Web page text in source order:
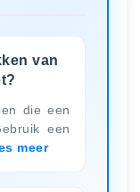
van
die een
een
meer